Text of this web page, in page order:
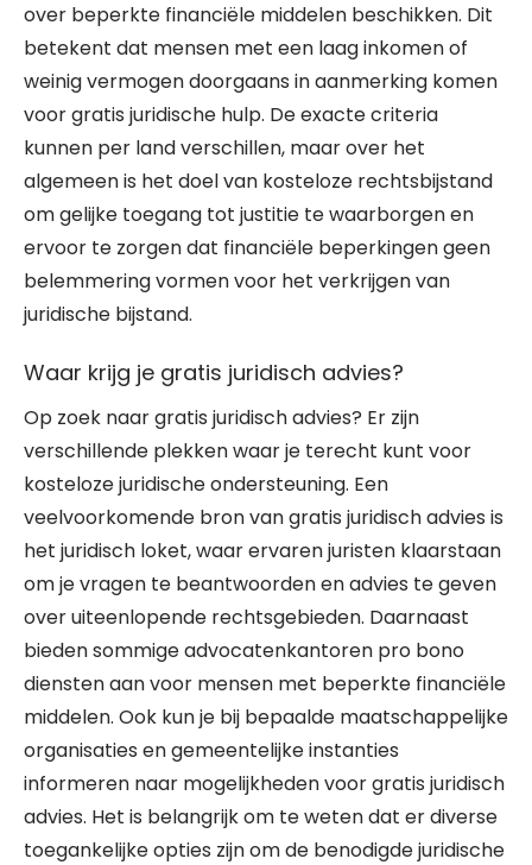
over beperkte financiële middelen beschikken. Dit
betekent dat mensen met een laag inkomen of
weinig vermogen doorgaans in aanmerking komen
voor gratis juridische hulp. De exacte criteria
kunnen per land verschillen, maar over het
algemeen is het doel van kosteloze rechtsbijstand
om gelijke toegang tot justitie te waarborgen en
ervoor te zorgen dat financiële beperkingen geen
belemmering vormen voor het verkrijgen van
juridische bijstand.
Waar krijg je gratis juridisch advies?
Op zoek naar gratis juridisch advies? Er zijn
verschillende plekken waar je terecht kunt voor
kosteloze juridische ondersteuning. Een
veelvoorkomende bron van gratis juridisch advies is
het juridisch loket, waar ervaren juristen klaarstaan
om je vragen te beantwoorden en advies te geven
over uiteenlopende rechtsgebieden. Daarnaast
bieden sommige advocatenkantoren pro bono
diensten aan voor mensen met beperkte financiële
middelen. Ook kun je bij bepaalde maatschappelijke
organisaties en gemeentelijke instanties
informeren naar mogelijkheden voor gratis juridisch
advies. Het is belangrijk om te weten dat er diverse
toegankelijke opties zijn om de benodigde juridische